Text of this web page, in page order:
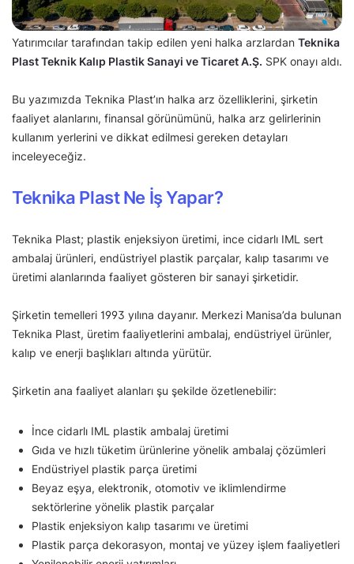
Yatırımcılar tarafından takip edilen yeni halka arzlardan Teknika
Plast Teknik Kalıp Plastik Sanayi ve Ticaret A.Ş. SPK onayı aldı.
Bu yazımızda Teknika Plast’ın halka arz özelliklerini, şirketin
faaliyet alanlarını, finansal görünümünü, halka arz gelirlerinin
kullanım yerlerini ve dikkat edilmesi gereken detayları
inceleyeceğiz.
Teknika Plast Ne İş Yapar?
Teknika Plast; plastik enjeksiyon üretimi, ince cidarlı IML sert
ambalaj ürünleri, endüstriyel plastik parçalar, kalıp tasarımı ve
üretimi alanlarında faaliyet gösteren bir sanayi şirketidir.
Şirketin temelleri 1993 yılına dayanır. Merkezi Manisa’da bulunan
Teknika Plast, üretim faaliyetlerini ambalaj, endüstriyel ürünler,
kalıp ve enerji başlıkları altında yürütür.
Şirketin ana faaliyet alanları şu şekilde özetlenebilir:
İnce cidarlı IML plastik ambalaj üretimi
Gıda ve hızlı tüketim ürünlerine yönelik ambalaj çözümleri
Endüstriyel plastik parça üretimi
Beyaz eşya, elektronik, otomotiv ve iklimlendirme
sektörlerine yönelik plastik parçalar
Plastik enjeksiyon kalıp tasarımı ve üretimi
Plastik parça dekorasyon, montaj ve yüzey işlem faaliyetleri